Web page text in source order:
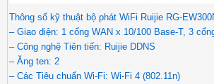
Thông số kỹ thuật bộ phát WiFi Ruijie RG-
– Giao diện: 1 cổng WAN x 10/100 Base-T, 3
– Công nghệ Tiên tiến: Ruijie DDNS
– Ăng ten: 2
– Các Tiêu chuẩn Wi-Fi: Wi-Fi 4 (802.11n)